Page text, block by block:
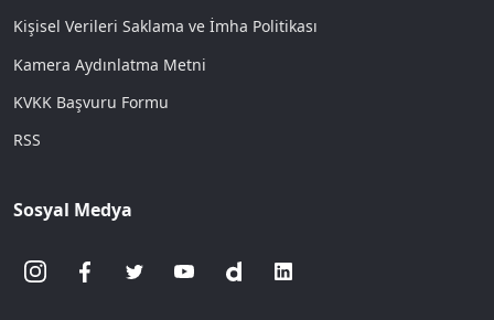
Kişisel Verileri Saklama ve İmha Politikası
Kamera Aydınlatma Metni
KVKK Başvuru Formu
RSS
Sosyal Medya